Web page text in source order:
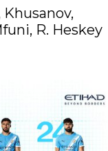
Khusanov,
R. Heskey